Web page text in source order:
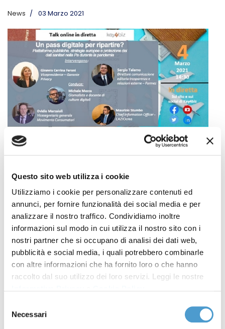
Questo sito web utilizza i cookie
Utilizziamo i cookie per personalizzare contenuti ed
annunci, per fornire funzionalità dei social media e per
analizzare il nostro traffico. Condividiamo inoltre
informazioni sul modo in cui utilizza il nostro sito con i
nostri partner che si occupano di analisi dei dati web,
pubblicità e social media, i quali potrebbero combinarle
con altre informazioni che ha fornito loro o che hanno
raccolto dal suo utilizzo dei loro servizi. Leggi le nostre
delNecessari
News 03 Marzo 2021
"Un pass digitale per ripartire? Piattaforme
sanitari nella Pa durante la pandemia” è il tema del
talk del contenitore "Un’ora e Mezza di digitale’
condotto dal giornalista Michele Mezza. Il4 marzo
prossimo dalle 14.30sono stati invitati a discuterne,
oltre a Ovidio Marzaioli, vicesegretario generale
Movimento Consumatori, ilvicepresidente del
Garante per la protezione dei dati personaliGinevra
Cerrina Feroni,il direttore comunicazione editoria
Talamo
e